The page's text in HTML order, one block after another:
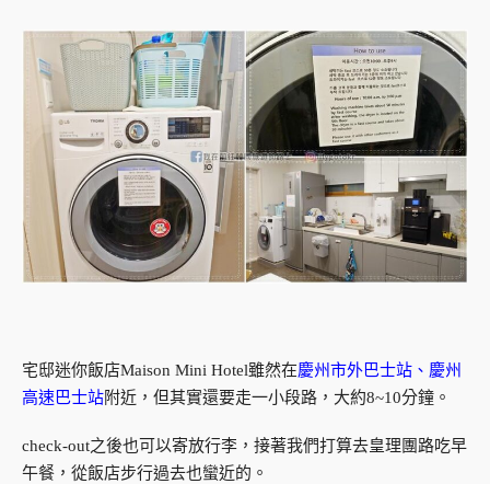
宅邸迷你飯店Maison Mini Hotel雖然在慶州市外巴士站、慶州
高速巴士站附近，但其實還要走一小段路，大約8~10分鐘。
check-out之後也可以寄放行李，接著我們打算去皇理團路吃早
午餐，從飯店步行過去也蠻近的。